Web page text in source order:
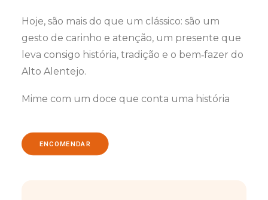
Hoje, são mais do que um clássico: são um
gesto de carinho e atenção, um presente que
leva consigo história, tradição e o bem‑fazer do
Alto Alentejo.
Mime com um doce que conta uma história
ENCOMENDAR